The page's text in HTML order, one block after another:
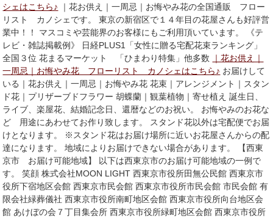
シェはこちら♪ ｜花お供え｜一周忌｜お悔やみ花の全国通販 フロー
リスト カノシェです。 東京の新宿区で１４年目の花屋さんも好評営
業中！！ マスコミや芸能界のお客様にもご利用頂いています。 《テ
レビ・雑誌掲載例》 日経PLUS1「女性に贈る宅配花束ランキング」
全国３位 花まるマーケット 「ひまわり特集」他多数
｜花お供え｜
一周忌｜お悔やみ花 フローリスト カノシェはこちら♪ お届けして
いる｜花お供え｜一周忌｜お悔やみ花 花束｜アレンジメント｜スタン
ド花｜プリザーブドフラワー 胡蝶蘭｜観葉植物｜寄せ植え 誕生日、
ライブ、楽屋花、結婚記念日、還暦などのお祝い。 お悔やみのお花な
ど 用途にあわせてお作り致します。 スタンド花以外は宅配便でお届
けとなります。 ※スタンド花はお届け場所に近いお花屋さんからの配
達になります。 地域によりお届けできない場合があります。 【西東
京市 お届け可能地域】 以下は西東京市のお届け可能地域の一例で
す。 笑顔 株式会社MOON LIGHT 西東京市役所田無公民館 西東京市
役所下宿地区会館 西東京市民会館 西東京市役所市民会館 市民会館 有
限会社緑葬儀社 西東京市役所南町地区会館 西東京市役所向台地区会
館 あけぼの会７丁目集会所 西東京市役所緑町地区会館 西東京市役所